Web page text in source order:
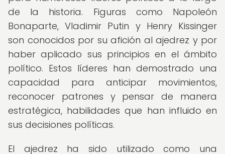
de la historia. Figuras como Napoleón
Bonaparte, Vladimir Putin y Henry Kissinger
son conocidos por su afición al ajedrez y por
haber aplicado sus principios en el ámbito
político. Estos líderes han demostrado una
capacidad para anticipar movimientos,
reconocer patrones y pensar de manera
estratégica, habilidades que han influido en
sus decisiones políticas.
El ajedrez ha sido utilizado como una